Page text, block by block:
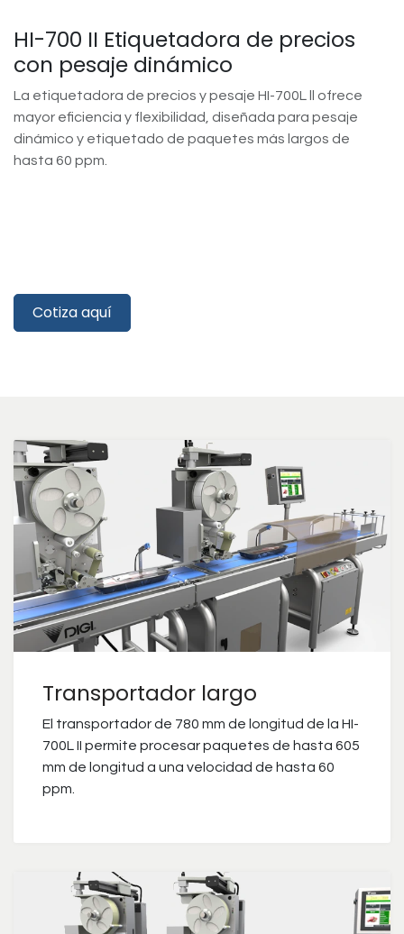
HI-700 II Etiquetadora de precios
con pesaje dinámico
La etiquetadora de precios y pesaje HI-700L ll ofrece
mayor eficiencia y flexibilidad, diseñada para pesaje
dinámico y etiquetado de paquetes más largos de
hasta 60 ppm.
Cotiza aquí
Transportador largo
El transportador de 780 mm de longitud de la HI-
700L II permite procesar paquetes de hasta 605
mm de longitud a una velocidad de hasta 60
ppm.